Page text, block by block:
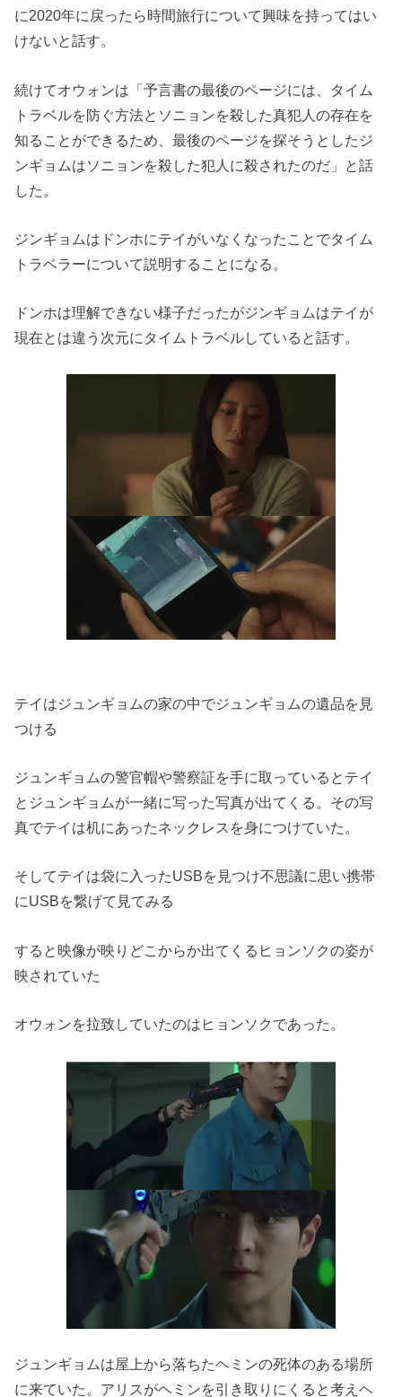
に2020年に戻ったら時間旅行について興味を持ってはい
けないと話す。
続けてオウォンは「予言書の最後のページには、 タイム
トラベルを防ぐ方法とソニョンを殺した真犯人の存在を
知る ことができるため、最後のページを探そうとしたジ
ンギョムはソニョンを殺した犯人に殺されたのだ」と話
した。
ジンギョムはドンホにテイがいなくなったことでタイム
トラベラーについて説明することになる。
ドンホは理解できない様子だったがジンギョムはテイが
現在とは違 う次元にタイムトラベルしていると話す。
テイはジュンギョムの家の中でジュンギョムの遺品を見
つける
ジュンギョムの警官帽や警察証を手に取っているとテイ
とジュンギ ョムが一緒に写った写真が出てくる。 その写
真でテイは机にあったネックレスを身につけていた。
そしてテイは袋に入ったUSBを見つけ不思議に思い携帯
にUSBを繋げて見てみる
すると映像が映りどこからか出てくるヒョンソクの姿が
映されていた
オウォンを拉致していたのはヒョンソクであった。
ジュンギョムは屋上から落ちたヘミンの死体のある場所
に来ていた 。 アリスがヘミンを引き取りにくると考えヘ